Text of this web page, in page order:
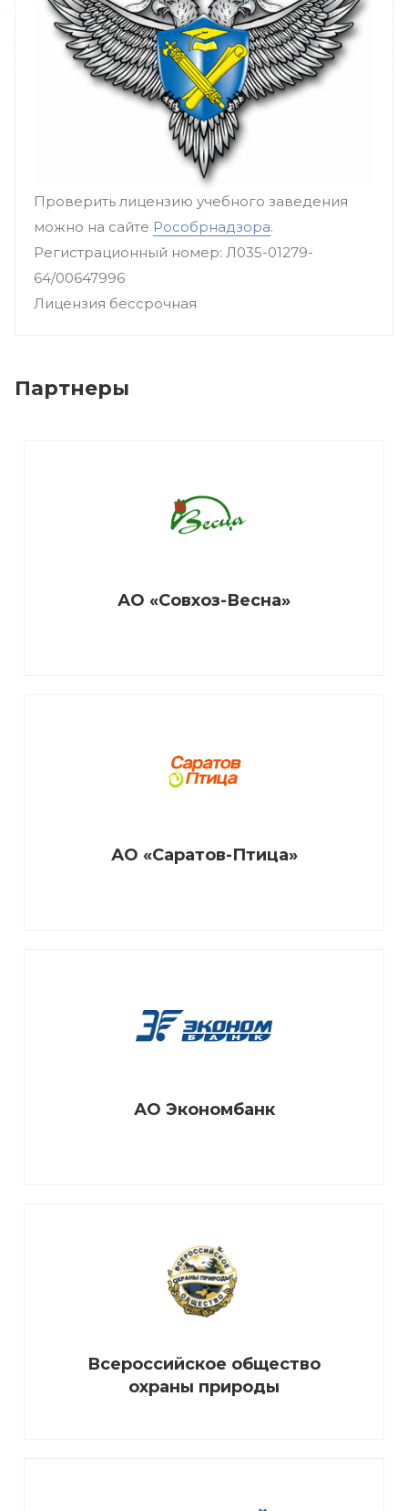
Проверить лицензию учебного заведения
можно на сайте Рособрнадзора.
Регистрационный номер: Л035-01279-
64/00647996
Лицензия бессрочная
Партнеры
АО «Совхоз-Весна»
АО «Саратов-Птица»
АО Экономбанк
Всероссийское общество
охраны природы